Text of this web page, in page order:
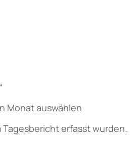
Monat auswählen
erfasst wurden.